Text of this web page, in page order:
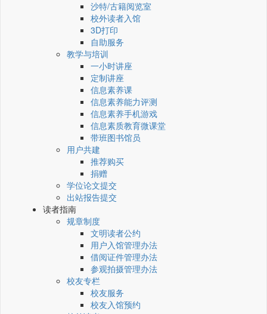
沙特/古籍阅览室
校外读者入馆
3D打印
自助服务
教学与培训
一小时讲座
定制讲座
信息素养课
信息素养能力评测
信息素养手机游戏
信息素质教育微课堂
带班图书馆员
用户共建
推荐购买
捐赠
学位论文提交
出站报告提交
读者指南
规章制度
文明读者公约
用户入馆管理办法
借阅证件管理办法
参观拍摄管理办法
校友专栏
校友服务
校友入馆预约